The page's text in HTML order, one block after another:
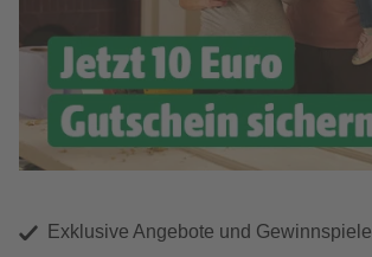
Exklusive Angebote und Gewinnspiele